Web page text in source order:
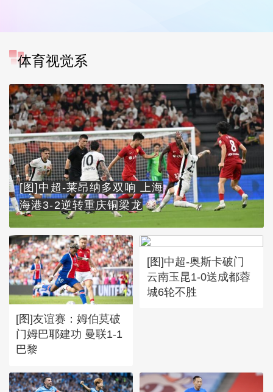
体育视觉系
[图]中超-莱昂纳多双响 上海
海港3-2逆转重庆铜梁龙
[图]友谊赛：姆伯莫破
门姆巴耶建功 曼联1-1
巴黎
[图]中超-奥斯卡破门
云南玉昆1-0送成都蓉
城6轮不胜